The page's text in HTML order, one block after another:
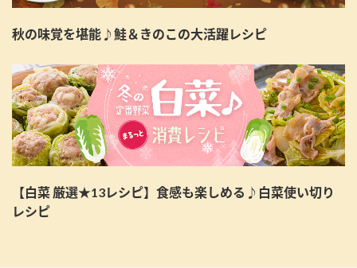
秋の味覚を堪能♪鮭＆きのこの大活躍レシピ
【白菜 厳選★13レシピ】食感も楽しめる♪白菜使い切り
レシピ